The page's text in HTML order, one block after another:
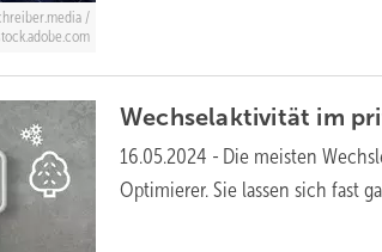
/
Wechselaktivität im
16.05.2024 - Die meisten
Optimierer. Sie lassen sich fast